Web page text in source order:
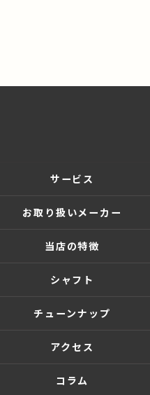
サービス
お取り扱いメーカー
当店の特徴
シャフト
チューンナップ
アクセス
コラム